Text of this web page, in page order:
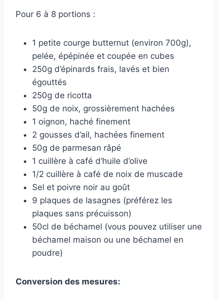
Pour 6 à 8 portions :
1 petite courge butternut (environ 700g),
pelée, épépinée et coupée en cubes
250g d’épinards frais, lavés et bien
égouttés
250g de ricotta
50g de noix, grossièrement hachées
1 oignon, haché finement
2 gousses d’ail, hachées finement
50g de parmesan râpé
1 cuillère à café d’huile d’olive
1/2 cuillère à café de noix de muscade
Sel et poivre noir au goût
9 plaques de lasagnes (préférez les
plaques sans précuisson)
50cl de béchamel (vous pouvez utiliser une
béchamel maison ou une béchamel en
poudre)
Conversion des mesures: